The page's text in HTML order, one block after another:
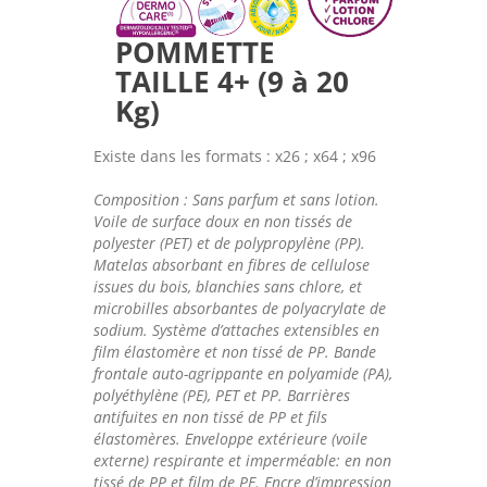
POMMETTE
TAILLE 4+ (9 à 20
Kg)
Existe dans les formats : x26 ; x64 ; x96
Composition : Sans parfum et sans lotion.
Voile de surface doux en non tissés de
polyester (PET) et de polypropylène (PP).
Matelas absorbant en fibres de cellulose
issues du bois, blanchies sans chlore, et
microbilles absorbantes de polyacrylate de
sodium. Système d’attaches extensibles en
film élastomère et non tissé de PP. Bande
frontale auto-agrippante en polyamide (PA),
polyéthylène (PE), PET et PP. Barrières
antifuites en non tissé de PP et fils
élastomères. Enveloppe extérieure (voile
externe) respirante et imperméable: en non
tissé de PP et film de PE. Encre d’impression